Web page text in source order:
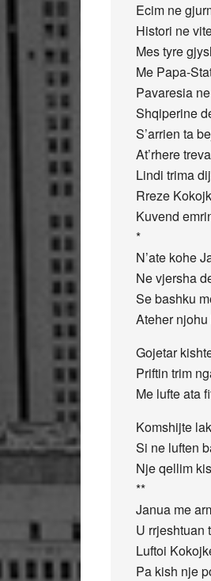
Ecim ne
Histori ne
Mes tyre
Me Papa-
Pavaresia
Shqiperine
S’arrien ta
At’rhere
Lindi trima
Rreze
Kuvend
*
N’ate kohe
Ne vjersha
Se bashku
Ateher
Gojetar
Priftin trim
Me lufte ata
Komshijte
Si ne luften
Nje qellim
**
Janua me
U rrjeshtuan
Luftoi
Pa kish nje